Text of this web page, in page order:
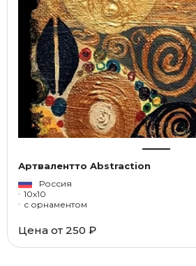
Артвалентто Abstraction
Россия
10x10
с орнаментом
Цена от 250 ₽